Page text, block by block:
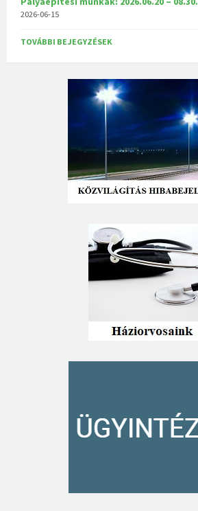
2026-06-15
TOVÁBBI BEJEGYZÉSEK